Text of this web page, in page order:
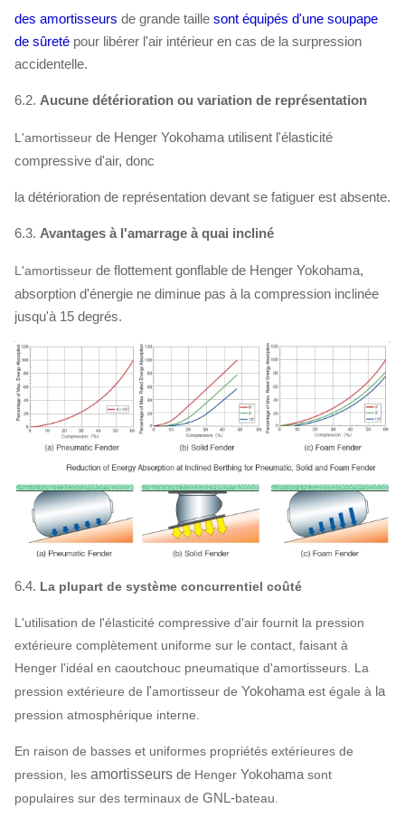
des amortisseurs de grande taille sont équipés d'une soupape
de sûreté pour libérer l'air intérieur en cas de la surpression
accidentelle.
6.2. Aucune détérioration ou variation de représentation
L'amortisseur de Henger Yokohama utilisent l'élasticité
compressive d'air, donc
la détérioration de représentation devant se fatiguer est absente.
6.3. Avantages à l'amarrage à quai incliné
L'amortisseur de flottement gonflable de Henger Yokohama,
absorption d'énergie ne diminue pas à la compression inclinée
jusqu'à 15 degrés.
6.4. La plupart de système concurrentiel coûté
L'utilisation de l'élasticité compressive d'air fournit la pression
extérieure complètement uniforme sur le contact, faisant à
Henger l'idéal en caoutchouc pneumatique d'amortisseurs. La
pression extérieure de l'amortisseur de Yokohama est égale à la
pression atmosphérique interne.
En raison de basses et uniformes propriétés extérieures de
pression, les amortisseurs de Henger Yokohama sont
populaires sur des terminaux de GNL-bateau.